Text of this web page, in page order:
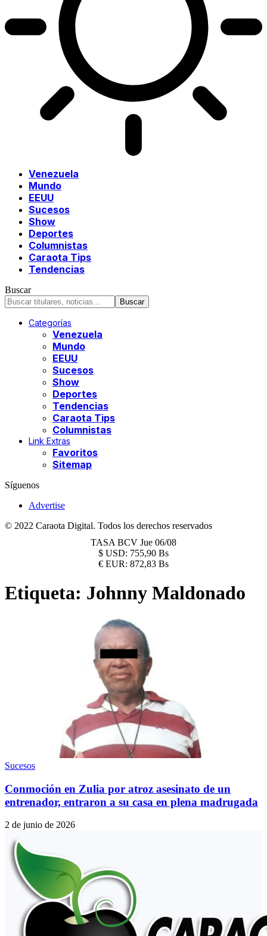
Venezuela
Mundo
EEUU
Sucesos
Show
Deportes
Columnistas
Caraota Tips
Tendencias
Buscar
Categorías
Venezuela
Mundo
EEUU
Sucesos
Show
Deportes
Tendencias
Caraota Tips
Columnistas
Link Extras
Favoritos
Sitemap
Síguenos
Advertise
© 2022 Caraota Digital. Todos los derechos reservados
TASA BCV Jue 06/08
$ USD: 755,90 Bs
€ EUR: 872,83 Bs
Etiqueta: Johnny Maldonado
Sucesos
Conmoción en Zulia por atroz asesinato de un
entrenador, entraron a su casa en plena madrugada
2 de junio de 2026